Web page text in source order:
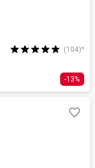
(104)*
-13%